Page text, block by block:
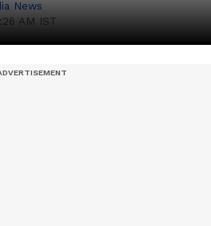
News
AM IST